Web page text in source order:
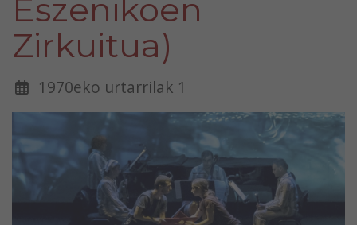
Eszenikoen
Zirkuitua)
1970eko urtarrilak 1